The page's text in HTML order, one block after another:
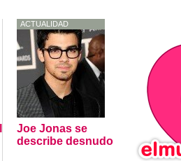
ACTUALIDAD
Joe Jonas se
describe desnudo